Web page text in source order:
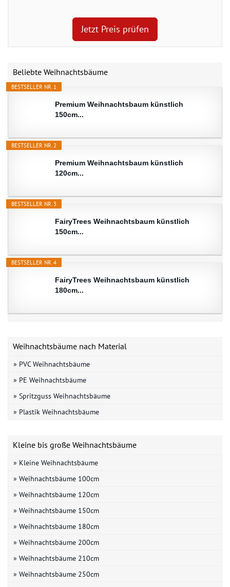
Jetzt Preis prüfen
Beliebte Weihnachtsbäume
BESTSELLER NR. 1
Premium Weihnachtsbaum künstlich
150cm...
BESTSELLER NR. 2
Premium Weihnachtsbaum künstlich
120cm...
BESTSELLER NR. 3
FairyTrees Weihnachtsbaum künstlich
150cm...
BESTSELLER NR. 4
FairyTrees Weihnachtsbaum künstlich
180cm...
Weihnachtsbäume nach Material
» PVC Weihnachtsbäume
» PE Weihnachtsbäume
» Spritzguss Weihnachtsbäume
» Plastik Weihnachtsbäume
Kleine bis große Weihnachtsbäume
» Kleine Weihnachtsbäume
» Weihnachtsbäume 100cm
» Weihnachtsbäume 120cm
» Weihnachtsbäume 150cm
» Weihnachtsbäume 180cm
» Weihnachtsbäume 200cm
» Weihnachtsbäume 210cm
» Weihnachtsbäume 250cm